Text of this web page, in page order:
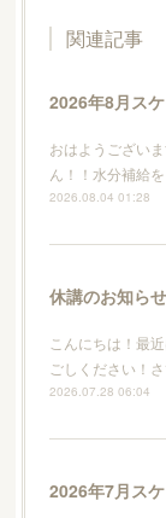
関連記事
2026年8月ス
おはようござい
ん！！水分補給
2026.08.04 01:28
休講のお知ら
こんにちは！最
ごしください！
2026.07.28 06:04
2026年7月ス